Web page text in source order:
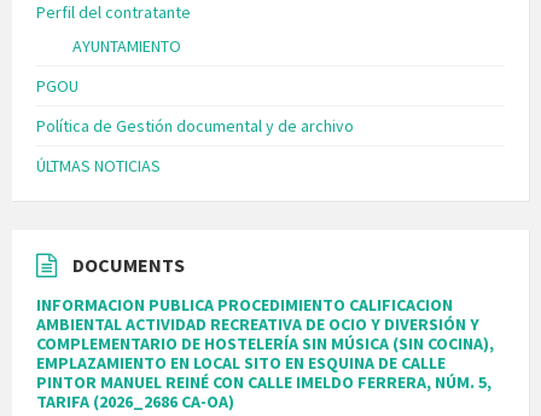
Perfil del contratante
AYUNTAMIENTO
PGOU
Política de Gestión documental y de archivo
ÚLTMAS NOTICIAS
DOCUMENTS
INFORMACION PUBLICA PROCEDIMIENTO CALIFICACION
AMBIENTAL ACTIVIDAD RECREATIVA DE OCIO Y DIVERSIÓN Y
COMPLEMENTARIO DE HOSTELERÍA SIN MÚSICA (SIN COCINA),
EMPLAZAMIENTO EN LOCAL SITO EN ESQUINA DE CALLE
PINTOR MANUEL REINÉ CON CALLE IMELDO FERRERA, NÚM. 5,
TARIFA (2026_2686 CA-OA)